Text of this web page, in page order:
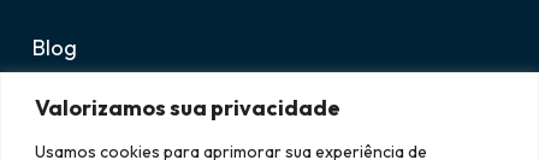
Valorizamos sua privacidade
Usamos cookies para aprimorar sua experiência de
Blog
Avisos legais
Suporte